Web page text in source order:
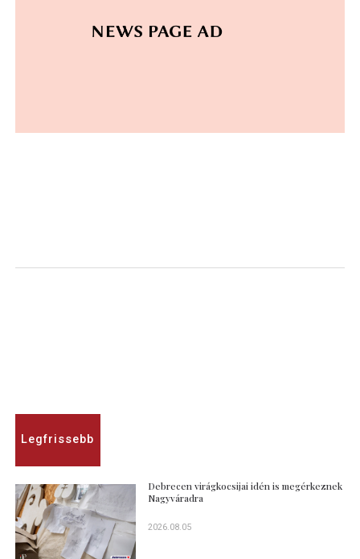
Legfrissebb
Debrecen virágkocsijai idén is megérkeznek
Nagyváradra
2026.08.05